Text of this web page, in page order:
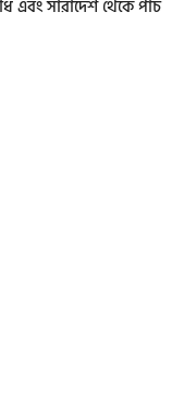
এবং সারাদেশ থেকে পাঁচ